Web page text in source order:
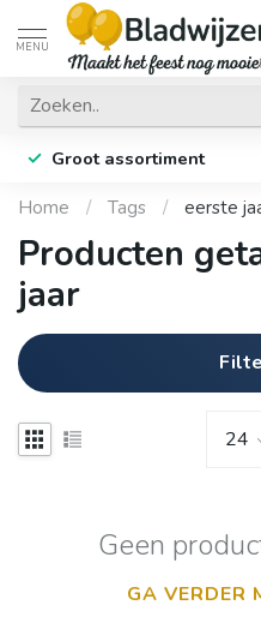
MENU
Groot assortiment
Home / Tags / eerste
Producten
jaar
Geen
GA VERDER